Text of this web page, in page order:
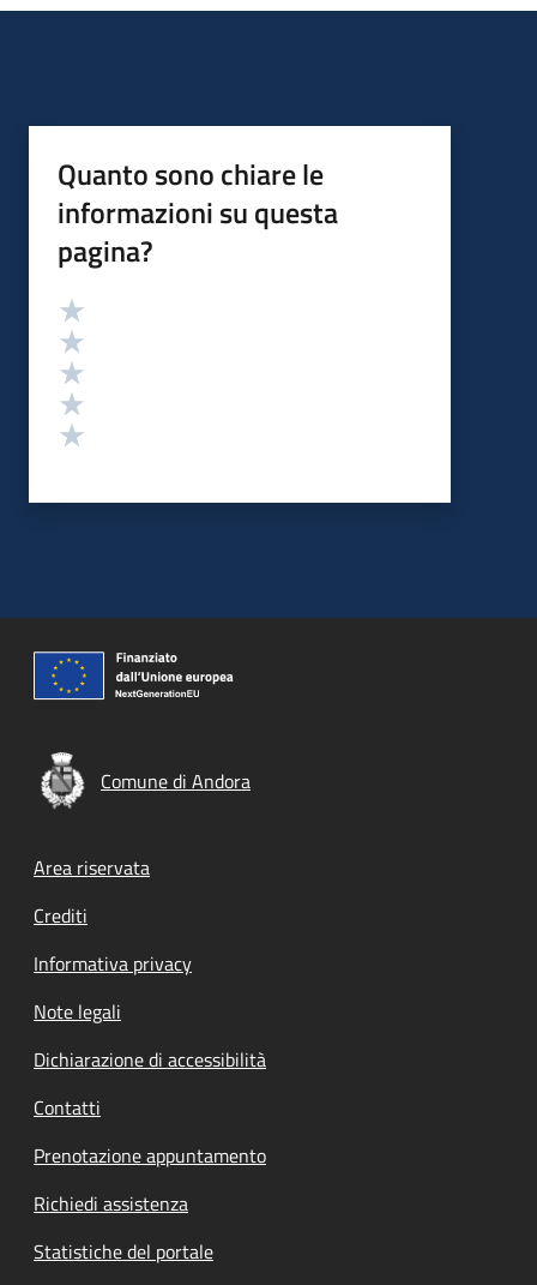
Quanto sono chiare le
informazioni su questa
pagina?
Valutazione
Comune di Andora
Footer menu
Area riservata
Crediti
Informativa privacy
Note legali
Dichiarazione di accessibilità
Contatti
Prenotazione appuntamento
Richiedi assistenza
Statistiche del portale